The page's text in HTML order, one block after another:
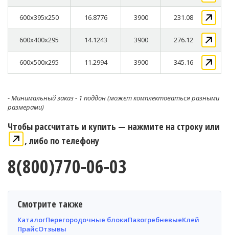
600x395x250 16.8776 3900 231.08
600x400x295 14.1243 3900 276.12
600x500x295 11.2994 3900 345.16
- Минимальный заказ - 1 поддон (может комплектоваться разными
размерами)
Чтобы рассчитать и купить — нажмите на строку или
, либо по телефону
8(800)770-06-03
Смотрите также
КаталогПерегородочные блокиПазогребневыеКлей
ПрайсОтзывы